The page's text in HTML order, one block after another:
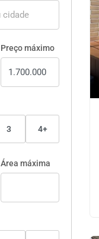
Preço máximo
3 4+
Área máxima